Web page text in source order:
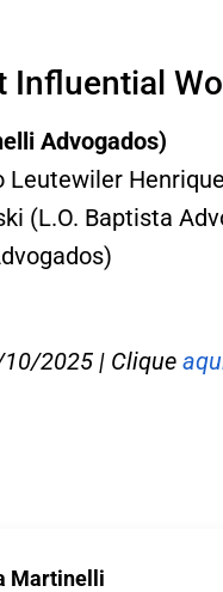
Influential
Advogados)
Leutewiler
(L.O. Baptista
2025 | Clique
Martinelli